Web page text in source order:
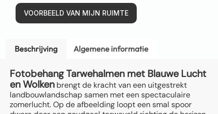
VOORBEELD VAN MIJN RUIMTE
Beschrijving Algemene informatie
Fotobehang Tarwehalmen met Blauwe Lucht
en Wolken brengt de kracht van een uitgestrekt
landbouwlandschap samen met een spectaculaire
zomerlucht. Op de afbeelding loopt een smal spoor